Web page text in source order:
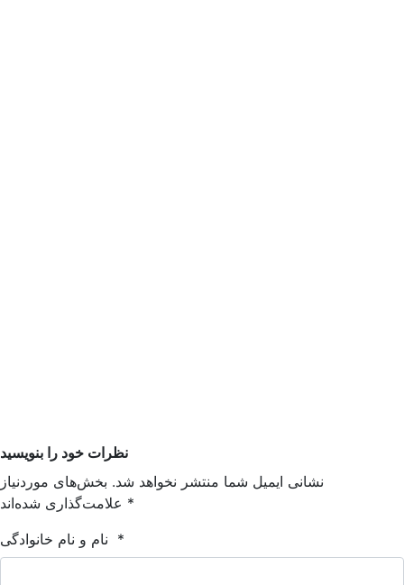
نظرات خود را بنویسید
نشانی ایمیل شما منتشر نخواهد شد. بخش‌های موردنیاز
*
*